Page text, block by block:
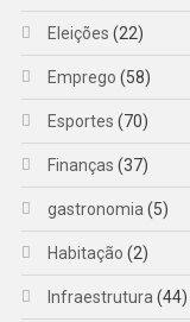
Eleições (22)
Emprego (58)
Esportes (70)
Finanças (37)
gastronomia (5)
Habitação (2)
Infraestrutura (44)